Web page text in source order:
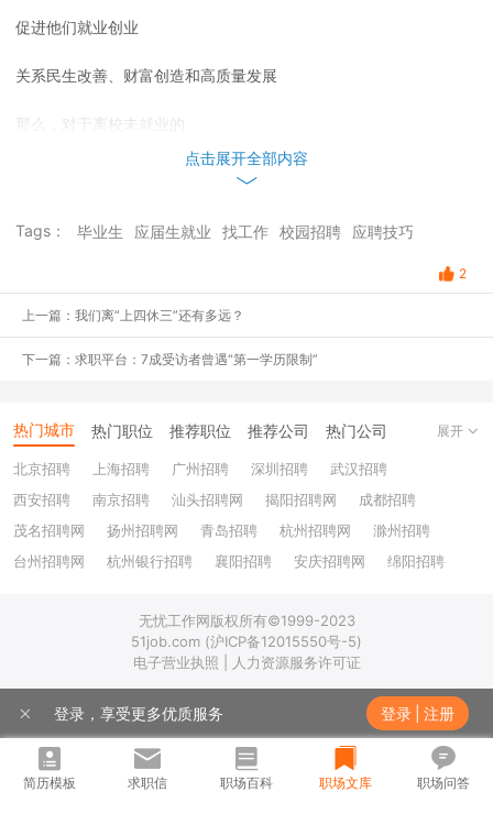
促进他们就业创业
关系民生改善、财富创造和高质量发展
那么，对于离校未就业的
高校毕业生国家有哪些政策支持？
一起来看！
1# 对企业吸纳毕业年度高校毕业生，按规定给予培训补贴。
3# 对离校2年内未就业毕业生灵活就业的，提供社保补贴支持。
4# 对有意创业的毕业生，提供创业担保贷款、创业补贴、场地支持
等扶持政策。
或本地人社部门进行失业登记，按规定享受促进失业人员就业的支持
加大就业服务保障
供需对接平台。
2# 实施百万见习岗位募集计划，动员用人单位提供就业见习岗位，
组织未就业高校毕业生和失业青年参加岗位实践锻炼，提供见习补贴
点击展开全部内容
Tags： 毕业生 应届生就业 找工作 校园招聘 应聘技巧
2
上一篇：我们离“上四休三”还有多远？
下一篇：求职平台：7成受访者曾遇“第一学历限制”
热门城市 热门职位 推荐职位 推荐公司 热门公司
北京招聘 上海招聘 广州招聘 深圳招聘
武汉招聘
西安招聘
南京招聘 汕头招聘网 揭阳招聘网
成都招聘
茂名招聘网
扬州招聘网 青岛招聘 杭州招聘网
滁州招聘
台州招聘网
杭州银行招聘 襄阳招聘 安庆招聘网
绵阳招聘
上饶招聘网
展开
无忧工作网版权所有©1999-2023
51job.com (沪ICP备12015550号-5)
电子营业执照 | 人力资源服务许可证
登录，享受更多优质服务 登录 注册
简历模板 求职信 职场百科 职场文库 职场问答